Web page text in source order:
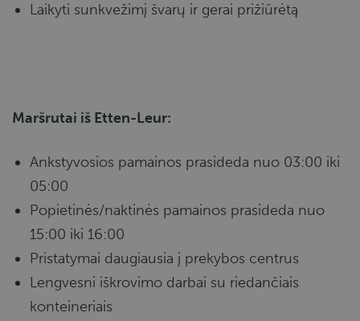
Laikyti sunkvežimį švarų ir gerai prižiūrėtą
Maršrutai iš Etten-Leur:
Ankstyvosios pamainos prasideda nuo 03:00 iki
05:00
Popietinės/naktinės pamainos prasideda nuo
15:00 iki 16:00
Pristatymai daugiausia į prekybos centrus
Lengvesni iškrovimo darbai su riedančiais
konteineriais